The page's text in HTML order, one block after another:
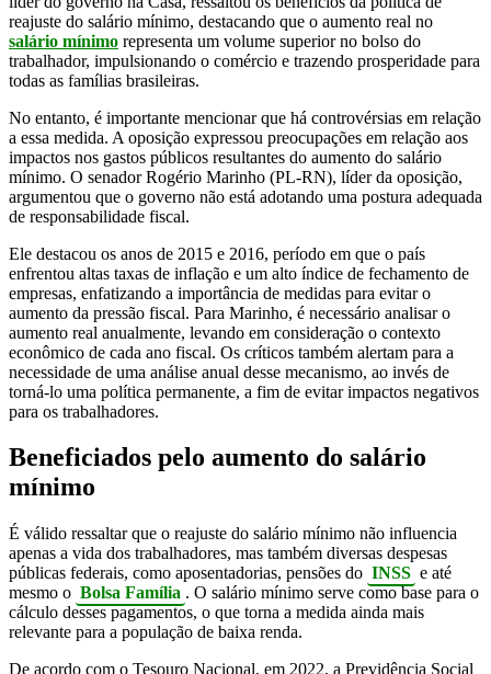
reajuste do salário mínimo, destacando que o aumento real no
salário mínimo representa um volume superior no bolso do
trabalhador, impulsionando o comércio e trazendo prosperidade para
todas as famílias brasileiras.
No entanto, é importante mencionar que há controvérsias em relação
a essa medida. A oposição expressou preocupações em relação aos
impactos nos gastos públicos resultantes do aumento do salário
mínimo. O senador Rogério Marinho (PL-RN), líder da oposição,
argumentou que o governo não está adotando uma postura adequada
de responsabilidade fiscal.
Ele destacou os anos de 2015 e 2016, período em que o país
enfrentou altas taxas de inflação e um alto índice de fechamento de
empresas, enfatizando a importância de medidas para evitar o
aumento da pressão fiscal. Para Marinho, é necessário analisar o
aumento real anualmente, levando em consideração o contexto
econômico de cada ano fiscal. Os críticos também alertam para a
necessidade de uma análise anual desse mecanismo, ao invés de
torná-lo uma política permanente, a fim de evitar impactos negativos
para os trabalhadores.
Beneficiados pelo aumento do salário
mínimo
É válido ressaltar que o reajuste do salário mínimo não influencia
apenas a vida dos trabalhadores, mas também diversas despesas
públicas federais, como aposentadorias, pensões do INSS e até
mesmo o Bolsa Família . O salário mínimo serve como base para o
cálculo desses pagamentos, o que torna a medida ainda mais
relevante para a população de baixa renda.
De acordo com o Tesouro Nacional, em 2022, a Previdência Social